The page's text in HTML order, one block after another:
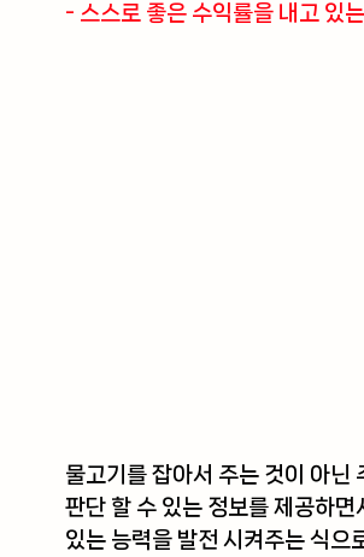
- 스스로 좋은 수익률을 내고 있
물고기를 잡아서 주는 것이 아닌
판단 할 수 있는 정보를 제공하
있는 능력을 발전 시켜주는 식으